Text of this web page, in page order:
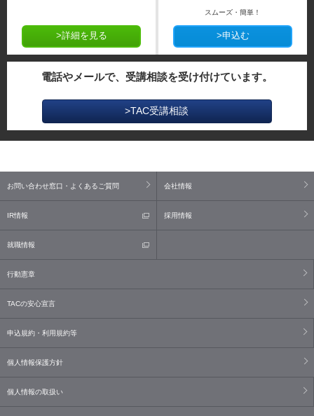
>詳細を見る
スムーズ・簡単！
>申込む
電話やメールで、受講相談を受け付けています。
>TAC受講相談
お問い合わせ窓口・よくあるご質問 会社情報
IR情報 採用情報
就職情報
行動憲章
TACの安心宣言
申込規約・利用規約等
個人情報保護方針
個人情報の取扱い